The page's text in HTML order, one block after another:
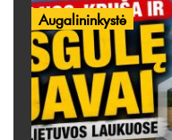
Augalininkystė